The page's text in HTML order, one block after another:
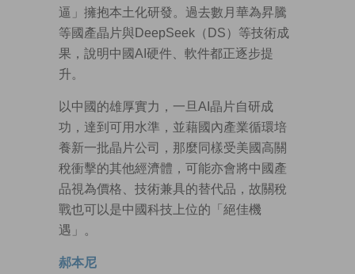
逼」擁抱本土化研發。過去數月華為昇騰
等國產晶片與DeepSeek（DS）等技術成
果，說明中國AI硬件、軟件都正逐步提
升。
以中國的雄厚實力，一旦AI晶片自研成
功，達到可用水準，並藉國內產業循環培
養新一批晶片公司，那麼同樣受美國高關
稅衝擊的其他經濟體，可能亦會將中國產
品視為價格、技術兼具的替代品，故關稅
戰也可以是中國科技上位的「絕佳機
遇」。
郝本尼